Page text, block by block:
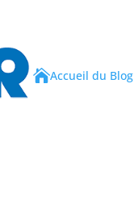
Accueil du Blog